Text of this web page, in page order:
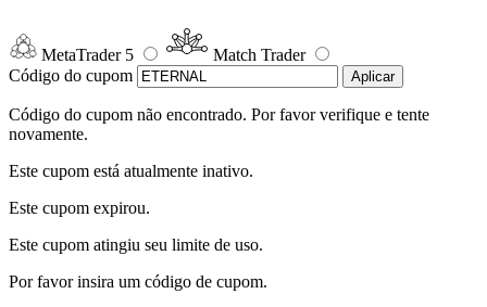
MetaTrader 5
Match Trader
Código do cupom
Aplicar
Código do cupom não encontrado. Por favor verifique e tente
novamente.
Este cupom está atualmente inativo.
Este cupom expirou.
Este cupom atingiu seu limite de uso.
Por favor insira um código de cupom.